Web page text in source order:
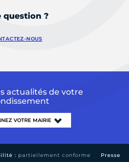
question ?
NOUS
actualités de votre
: partiellement conforme Presse